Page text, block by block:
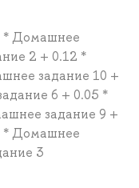
* Домашнее
2 + 0.12 *
задание 10 +
6 + 0.05 *
задание 9 +
* Домашнее
3